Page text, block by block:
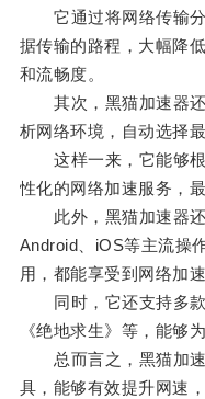
它通过将网络传输分
据传输的路程，大幅降
和流畅度。
其次，黑猫加速器还
析网络环境，自动选择
这样一来，它能够根
性化的网络加速服务，
此外，黑猫加速器还
Android、iOS等主流操
用，都能享受到网络加速
同时，它还支持多款
《绝地求生》等，能够
总而言之，黑猫加速
具，能够有效提升网速